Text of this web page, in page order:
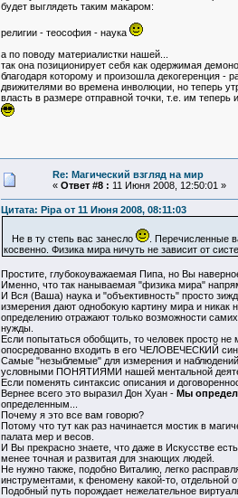
будет выглядеть таким макаром:
религии - теософия - наука
а по поводу материалистки нашей...
так она позиционирует себя как одержимая
благодаря которому и произошла декогеренция -
движителями во времена инволюции, но теперь
власть в размере отправной точки, т.е. им
Re: Магический взгляд на мир
« Ответ #8 : 11 Июня 2008, 12:50:01 »
Цитата: Pipa от 11 Июня 2008, 08:11:03
Не в ту степь вас занесло
. Перечисленные
косвенно. Физика мира ничуть не зависит от
Простите, глубокоуважаемая Пипа, но Вы
Именно, что так нанываемая "физика мира"
И Вся (Ваша) наука и "объективность" просто
измерения дают однобокую картину мира и
определению отражают только возможности
нужды.
Если попытаться обобщить, то человек просто не
опосредованно входить в его ЧЕЛОВЕЧЕСКИЙ
Самые "незыблемые" для измерения и
условными ПОНЯТИЯМИ нашей ментальной
Если поменять синтаксис описания и
Вернее всего это выразил Дон Хуан - Мы
определенным...
Почему я это все вам говорю?
Потому что тут как раз начинается мостик в
палата мер и весов.
И Вы прекрасно знаете, что даже в Искусстве
менее точная и развитая для знающих людей.
Не нужно также, подобно Виталию, легко
инструментами, к феномену какой-то, отдельной
Подобный путь порождает нежелательное